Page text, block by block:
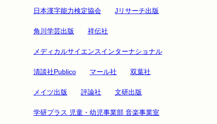
日本漢字能力検定協会 Jリサーチ出版
角川学芸出版 祥伝社
メディカルサイエンスインターナショナル
清談社Publico マール社 双葉社
メイツ出版 評論社 文研出版
学研プラス 児童・幼児事業部 音楽事業室